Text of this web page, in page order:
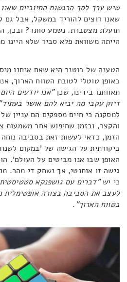
שיש ערך לסך הרגשות החיוביים שאנו
שאנו רוצים להוריד במשקל, אבל גם
תועלת מצטברת. נשמע סותר? ובכן,
הייתה משוואת פלא סביר שלא היינו
הטענה של בוטנר היא שאם אנחנו
באופן טוטלי לטובת הטווח הארוך,
תאוותנו בידינו, שכן"אנו יודעים
דיוק עקבי מה יביא להם אושר
למסקנה כי חיים מספקים הם עניין של
והקצר, ובזמן שחיפוש אחר משמעות
הזמן, כדאי לעשות זאת בסביבה
ביקורתית על הגישה של 'במקום
האופן שבו אנו מביטים על העולם'.
גישה זו אותנטי, אך נשחק די מהר.
כי יש"דברים עם גושפנקא
לעצב את הסביבה בצורה אופטימלית
בטווח הארוך".